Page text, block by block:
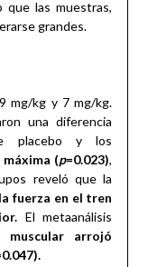
que las muestras,
grandes.
mg/kg y 7 mg/kg.
una diferencia
placebo y los
(p=0.023),
reveló que la
fuerza en el tren
El metaanálisis
muscular arrojó